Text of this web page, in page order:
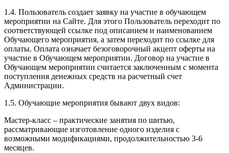
1.4. Пользователь создает заявку на участие в обучающем
мероприятии на Сайте. Для этого Пользователь переходит по
соответствующей ссылке под описанием и наименованием
Обучающего мероприятия, а затем переходит по ссылке для
оплаты. Оплата означает безоговорочный акцепт оферты на
участие в Обучающем мероприятии. Договор на участие в
Обучающем мероприятии считается заключенным с момента
поступления денежных средств на расчетный счет
Администрации.
1.5. Обучающие мероприятия бывают двух видов:
Мастер-класс – практические занятия по шитью,
рассматривающие изготовление одного изделия с
возможными модификациями, продолжительностью 3-6
месяцев.